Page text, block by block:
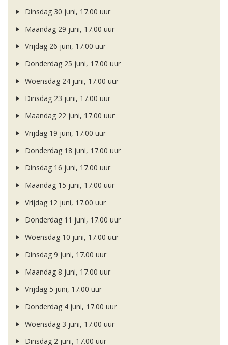
Dinsdag 30 juni, 17.00 uur
Maandag 29 juni, 17.00 uur
Vrijdag 26 juni, 17.00 uur
Donderdag 25 juni, 17.00 uur
Woensdag 24 juni, 17.00 uur
Dinsdag 23 juni, 17.00 uur
Maandag 22 juni, 17.00 uur
Vrijdag 19 juni, 17.00 uur
Donderdag 18 juni, 17.00 uur
Dinsdag 16 juni, 17.00 uur
Maandag 15 juni, 17.00 uur
Vrijdag 12 juni, 17.00 uur
Donderdag 11 juni, 17.00 uur
Woensdag 10 juni, 17.00 uur
Dinsdag 9 juni, 17.00 uur
Maandag 8 juni, 17.00 uur
Vrijdag 5 juni, 17.00 uur
Donderdag 4 juni, 17.00 uur
Woensdag 3 juni, 17.00 uur
Dinsdag 2 juni, 17.00 uur